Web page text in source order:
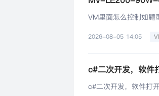
VM里面怎么控制如题
2026-08-05 14:05
c#二次开发，软件
c#二次开发，软件打